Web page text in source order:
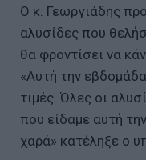
Ο κ. Γεωργιάδης
αλυσίδες που
θα φροντίσει να
«Αυτή την
τιμές. Όλες οι
που είδαμε αυτή
χαρά» κατέληξε ο